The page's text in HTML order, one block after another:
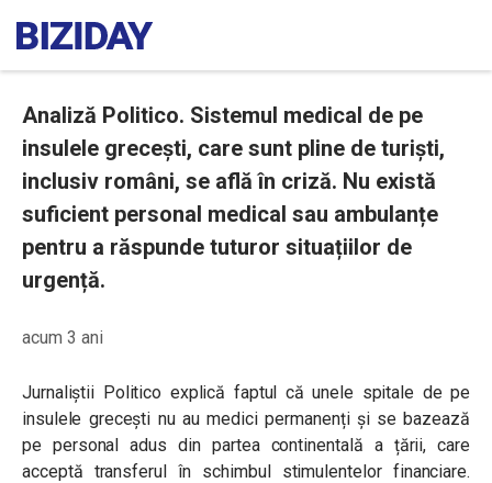
Analiză Politico. Sistemul medical de pe
insulele grecești, care sunt pline de turiști,
inclusiv români, se află în criză. Nu există
suficient personal medical sau ambulanțe
pentru a răspunde tuturor situațiilor de
urgență.
acum 3 ani
Jurnaliștii Politico explică faptul că unele spitale de pe
insulele grecești nu au medici permanenți și se bazează
pe personal adus din partea continentală a țării, care
acceptă transferul în schimbul stimulentelor financiare.